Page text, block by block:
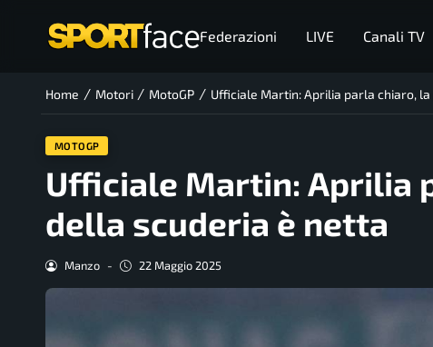
Federazioni LIVE Canali TV
Home / Motori / MotoGP / Ufficiale Martin: Aprilia parla chiaro,
MOTOGP
Ufficiale Martin: Aprilia
della scuderia è netta
Manzo - 22 Maggio 2025